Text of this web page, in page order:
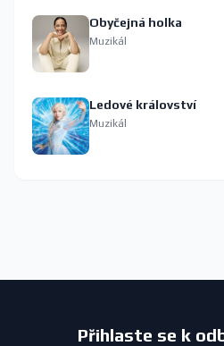
Obyčejná holka
Muzikál
Ledové království
Muzikál
Přihlaste se k